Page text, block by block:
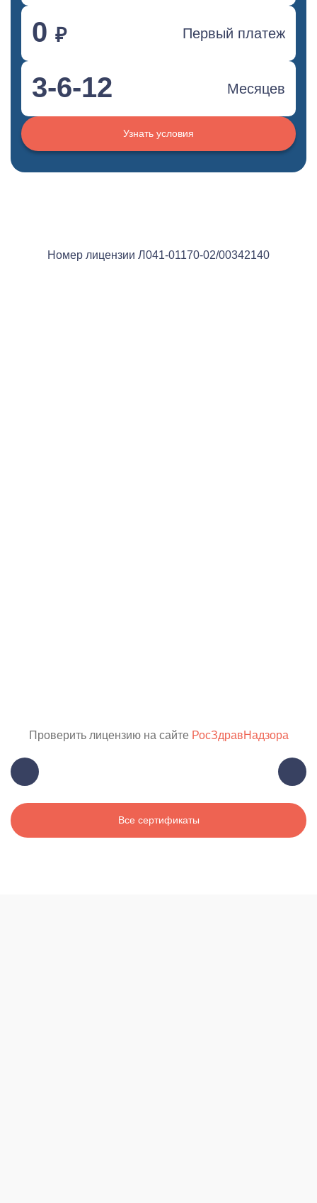
0 ₽ Первый платеж
3-6-12 Месяцев
Узнать условия
Номер лицензии Л041-01170-02/00342140
Все сертификаты
Проверить лицензию на сайте РосЗдравНадзора